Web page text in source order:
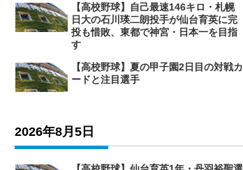
【高校野球】自己最速146キロ・札幌
日大の石川瑛二朗投手が仙台育英に完
投も惜敗、東都で神宮・日本一を目指
す
【高校野球】夏の甲子園2日目の対戦カ
ードと注目選手
2026年8月5日